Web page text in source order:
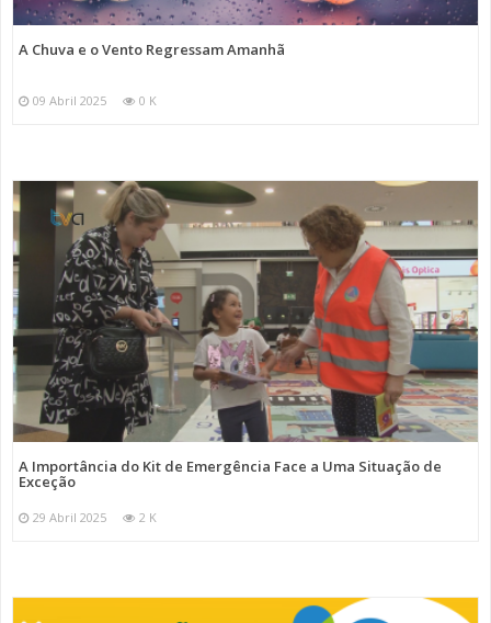
A Chuva e o Vento Regressam Amanhã
09 Abril 2025 0 K
A Importância do Kit de Emergência Face a Uma Situação de
Exceção
29 Abril 2025 2 K